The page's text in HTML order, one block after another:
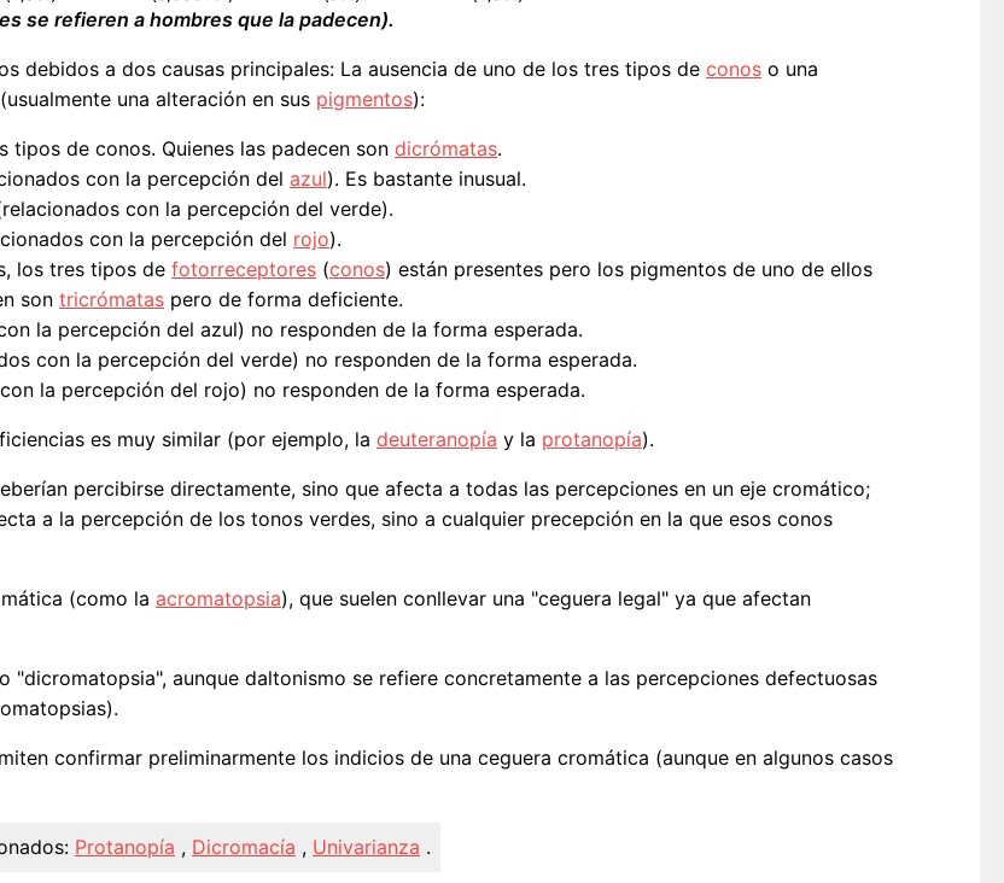
se refieren a hombres que la padecen).
debidos a dos causas principales: La ausencia de uno de los tres tipos de conos o una
una alteración en sus pigmentos):
de conos. Quienes las padecen son dicrómatas.
con la percepción del azul). Es bastante inusual.
con la percepción del verde).
con la percepción del rojo).
los tres tipos de fotorreceptores (conos) están presentes pero los pigmentos de uno de ellos
son tricrómatas pero de forma deficiente.
la percepción del azul) no responden de la forma esperada.
con la percepción del verde) no responden de la forma esperada.
la percepción del rojo) no responden de la forma esperada.
es muy similar (por ejemplo, la deuteranopía y la protanopía).
percibirse directamente, sino que afecta a todas las percepciones en un eje cromático;
a la percepción de los tonos verdes, sino a cualquier precepción en la que esos conos
(como la acromatopsia), que suelen conllevar una "ceguera legal" ya que afectan
"dicromatopsia", aunque daltonismo se refiere concretamente a las percepciones defectuosas
confirmar preliminarmente los indicios de una ceguera cromática (aunque en algunos casos
Protanopía , Dicromacía , Univarianza .